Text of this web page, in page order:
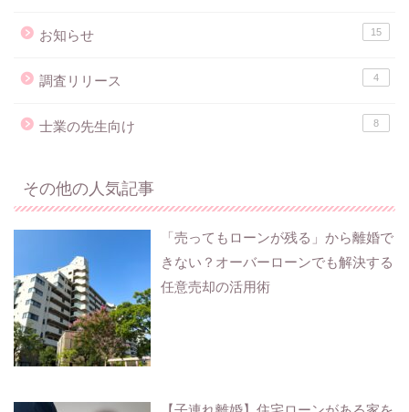
お知らせ 15
調査リリース 4
士業の先生向け 8
その他の人気記事
「売ってもローンが残る」から離婚で
きない？オーバーローンでも解決する
任意売却の活用術